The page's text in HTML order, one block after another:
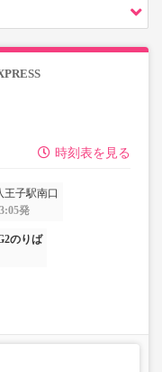
時刻表を見る
王子駅南口
発
のりば